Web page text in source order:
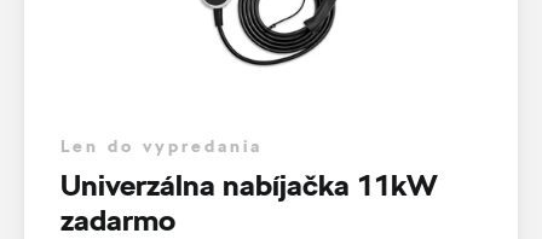
Len do vypredania
Univerzálna nabíjačka 11kW
zadarmo